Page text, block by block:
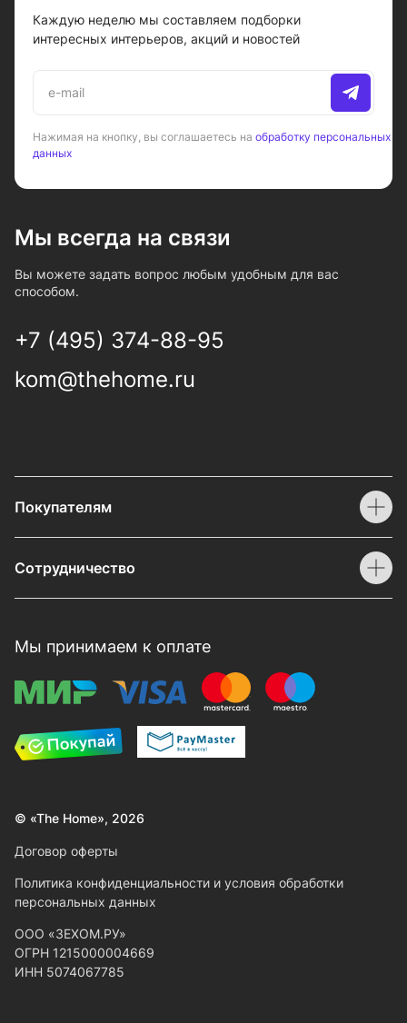
Каждую неделю мы составляем подборки
интересных интерьеров, акций и новостей
Нажимая на кнопку, вы соглашаетесь на обработку персональных
данных
Мы всегда на связи
Вы можете задать вопрос любым удобным для вас
способом.
+7 (495) 374-88-95
kom@thehome.ru
Покупателям
Сотрудничество
Мы принимаем к оплате
© «The Home», 2026
Договор оферты
Политика конфиденциальности и условия обработки
персональных данных
ООО «ЗЕХОМ.РУ»
ОГРН 1215000004669
ИНН 5074067785